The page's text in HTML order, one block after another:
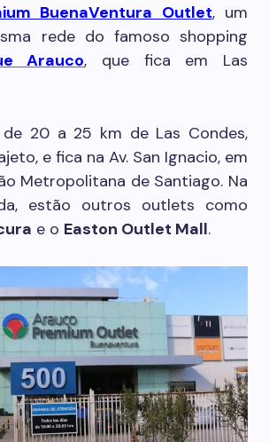
BuenaVentura Outlet, um
rede do famoso shopping
Arauco, que fica em Las
20 a 25 km de Las Condes,
e fica na Av. San Ignacio, em
Metropolitana de Santiago. Na
estão outros outlets como
e o Easton Outlet Mall.